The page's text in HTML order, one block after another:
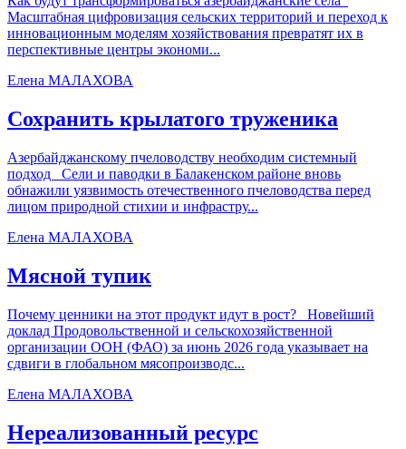
Масштабная цифровизация сельских территорий и переход к
инновационным моделям хозяйствования превратят их в
перспективные центры экономи...
Елена МАЛАХОВА
Сохранить крылатого труженика
Азербайджанскому пчеловодству необходим системный
подход Сели и паводки в Балакенском районе вновь
обнажили уязвимость отечественного пчеловодства перед
лицом природной стихии и инфрастру...
Елена МАЛАХОВА
Мясной тупик
Почему ценники на этот продукт идут в рост? Новейший
доклад Продовольственной и сельскохозяйственной
организации ООН (ФАО) за июнь 2026 года указывает на
сдвиги в глобальном мясопроизводс...
Елена МАЛАХОВА
Нереализованный ресурс